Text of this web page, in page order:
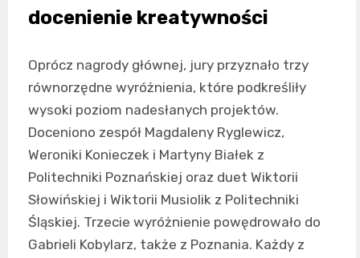
docenienie kreatywności
Oprócz nagrody głównej, jury przyznało trzy
równorzędne wyróżnienia, które podkreśliły
wysoki poziom nadesłanych projektów.
Doceniono zespół Magdaleny Ryglewicz,
Weroniki Konieczek i Martyny Białek z
Politechniki Poznańskiej oraz duet Wiktorii
Słowińskiej i Wiktorii Musiolik z Politechniki
Śląskiej. Trzecie wyróżnienie powędrowało do
Gabrieli Kobylarz, także z Poznania. Każdy z